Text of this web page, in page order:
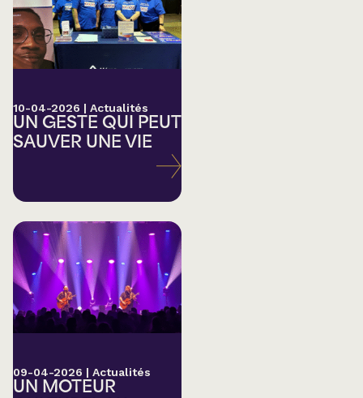
10-04-2026 | Actualités
UN GESTE QUI PEUT
SAUVER UNE VIE
09-04-2026 | Actualités
UN MOTEUR